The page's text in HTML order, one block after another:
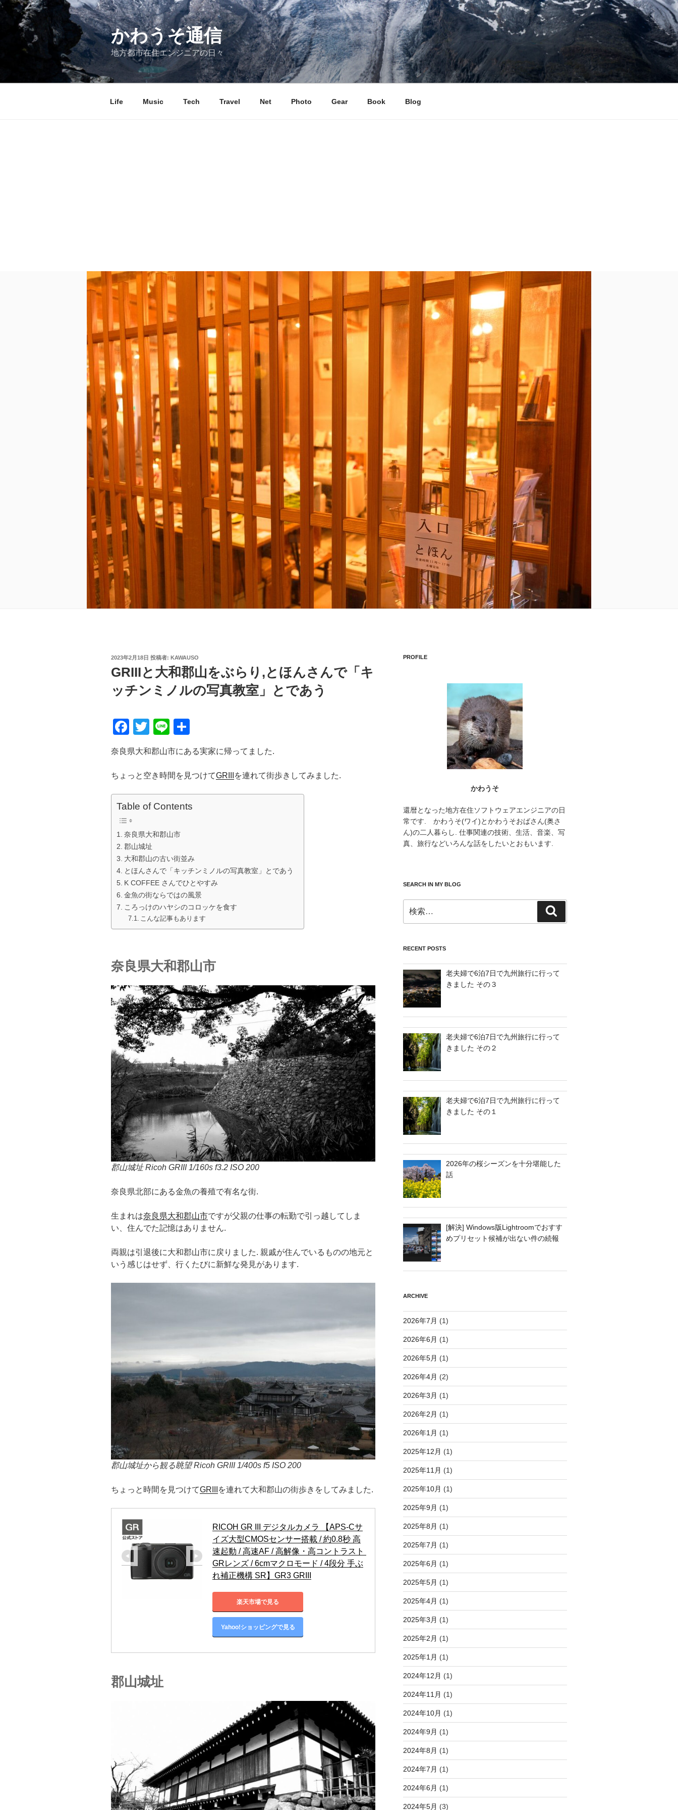
コ
かわうそ通信
地方都市在住エンジニアの日々
Life Music Tech Travel Net Photo Gear Book Blog
投
日:
2023年2月18日 投稿者: KAWAUSO
GRIIIと大和郡山をぶらり,とほんさんで「キ
ッチンミノルの写真教室」とであう
F
a
c
e
b
o
o
k
T
wi
tt
er
Li
n
e
有
奈良県大和郡山市にある実家に帰ってました.
ちょっと空き時間を見つけてGRIII を連れて街歩きしてみました.
Table of Contents
奈良県大和郡山市
郡山城址
大和郡山の古い街並み
とほんさんで「キッチンミノルの写真教室」とであう
K COFFEE さんでひとやすみ
金魚の街ならではの風景
ころっけのハヤシのコロッケを食す
こんな記事もあります
奈良県大和郡山市
郡山城址Ricoh GRIII 1/160s f3.2 ISO 200
奈良県北部にある金魚の養殖で有名な街.
生まれは奈良県大和郡山市ですが父親の仕事の転勤で引っ越してしま
い、住んでた記憶はありません.
両親は引退後に大和郡山市に戻りました. 親戚が住んでいるものの地元と
いう感じはせず、行くたびに新鮮な発見があります.
郡山城址から観る眺望 Ricoh GRIII 1/400s f5 ISO 200
ちょっと時間を見つけてGRIII を連れて大和郡山の街歩きをしてみました.
RICOH GR III デジタルカメラ 【APS-Cサ
イズ大型CMOSセンサー搭載 / 約0.8秒 高
速起動 / 高速AF / 高解像・高コントラスト
GRレンズ / 6cmマクロモード / 4段分 手ぶ
れ補正機構 SR】GR3 GRIII
楽天市場で見る
Yahoo!ショッピングで見る
郡山城址
PROFILE
かわうそ
還暦となった地方在住ソフトウェアエンジニアの日
常です. かわうそ(ワイ)とかわうそおばさん(奥さ
ん)の二人暮らし. 仕事関連の技術、生活、音楽、写
真、旅行などいろんな話をしたいとおもいます.
SEARCH IN MY BLOG
索:
索
RECENT POSTS
老夫婦で6泊7日で九州旅行に行って
きました その３
老夫婦で6泊7日で九州旅行に行って
きました その２
老夫婦で6泊7日で九州旅行に行って
きました その１
2026年の桜シーズンを十分堪能した
話
[解決] Windows版Lightroomでおすす
めプリセット候補が出ない件の続報
ARCHIVE
2026年7月 (1)
2026年6月 (1)
2026年5月 (1)
2026年4月 (2)
2026年3月 (1)
2026年2月 (1)
2026年1月 (1)
2025年12月 (1)
2025年11月 (1)
2025年10月 (1)
2025年9月 (1)
2025年8月 (1)
2025年7月 (1)
2025年6月 (1)
2025年5月 (1)
2025年4月 (1)
2025年3月 (1)
2025年2月 (1)
2025年1月 (1)
2024年12月 (1)
2024年11月 (1)
2024年10月 (1)
2024年9月 (1)
2024年8月 (1)
2024年7月 (1)
2024年6月 (1)
2024年5月 (3)